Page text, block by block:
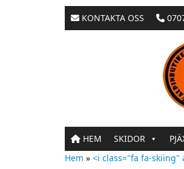
KONTAKTA OSS
HEM SKIDOR
Hem » <i class="fa fa-